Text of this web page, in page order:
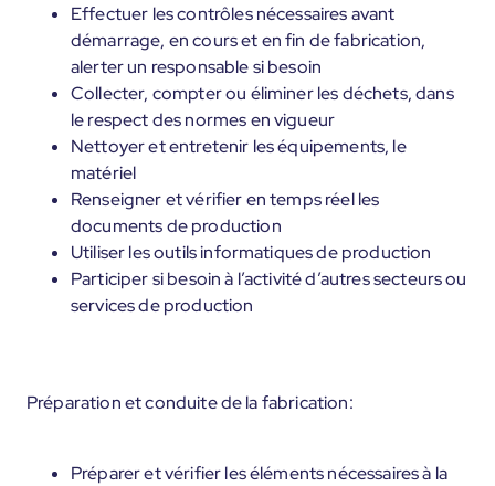
Effectuer les contrôles nécessaires avant
démarrage, en cours et en fin de fabrication,
alerter un responsable si besoin
Collecter, compter ou éliminer les déchets, dans
le respect des normes en vigueur
Nettoyer et entretenir les équipements, le
matériel
Renseigner et vérifier en temps réel les
documents de production
Utiliser les outils informatiques de production
Participer si besoin à l’activité d’autres secteurs ou
services de production
Préparation et conduite de la fabrication:
Préparer et vérifier les éléments nécessaires à la